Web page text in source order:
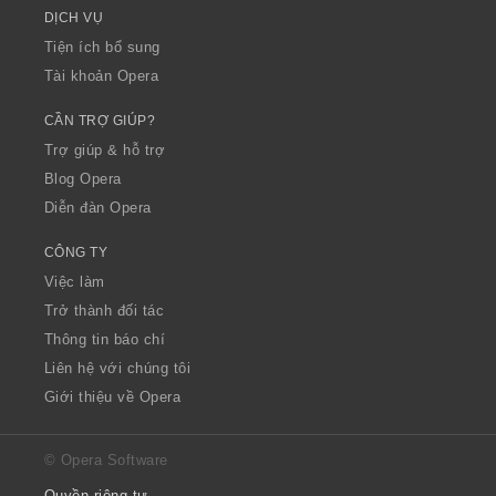
DỊCH VỤ
Tiện ích bổ sung
Tài khoản Opera
CẦN TRỢ GIÚP?
Trợ giúp & hỗ trợ
Blog Opera
Diễn đàn Opera
CÔNG TY
Việc làm
Trở thành đối tác
Thông tin báo chí
Liên hệ với chúng tôi
Giới thiệu về Opera
© Opera Software